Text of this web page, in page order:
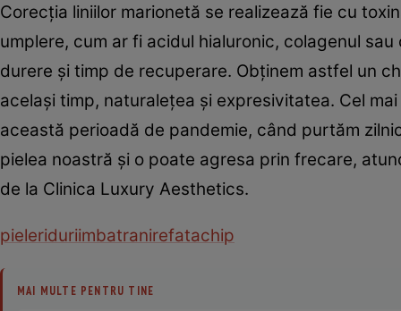
Corecţia liniilor marionetă se realizează fie cu
umplere, cum ar fi acidul hialuronic, colagenul
durere şi timp de recuperare. Obţinem astfel un
acelaşi timp, naturaleţea şi expresivitatea. Cel
această perioadă de pandemie, când purtăm
pielea noastră şi o poate agresa prin frecare,
de la Clinica Luxury Aesthetics.
pieleriduriimbatranirefatachip
MAI MULTE PENTRU TINE